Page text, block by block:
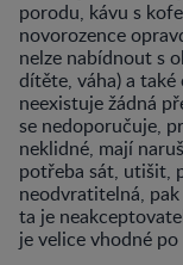
porodu, kávu s
novorozence
nelze nabídnout s
dítěte, váha) a také
neexistuje žádná
se nedoporučuje,
neklidné, mají
potřeba sát, utišit,
neodvratitelná,
ta je
je velice vhodné